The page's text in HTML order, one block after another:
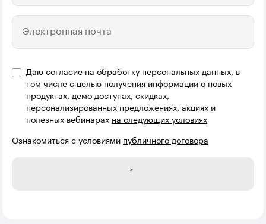
Электронная почта
Даю согласие на обработку персональных данных, в
том числе с целью получения информации о новых
продуктах, демо доступах, скидках,
персонализированных предложениях, акциях и
полезных вебинарах на следующих условиях
Ознакомиться с условиями публичного договора
Отправить